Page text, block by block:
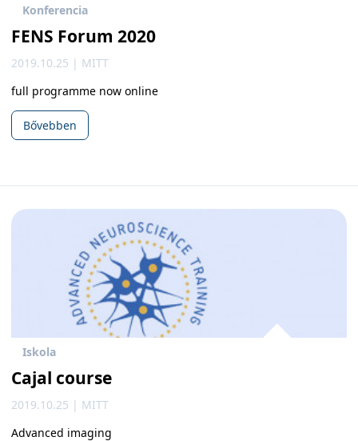
Konferencia
FENS Forum 2020
2019.10.25 | MITT
full programme now online
Bővebben
Iskola
Cajal course
2019.10.25 | MITT
Advanced imaging